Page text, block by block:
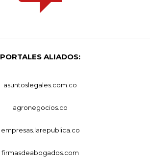
PORTALES ALIADOS:
asuntoslegales.com.co
agronegocios.co
empresas.larepublica.co
firmasdeabogados.com